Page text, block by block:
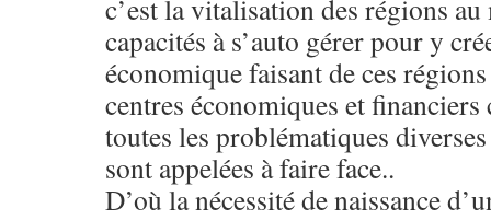
c’est la vitalisation des régions
capacités à s’auto gérer pour y
économique faisant de ces
centres économiques et financiers
toutes les problématiques
sont appelées à faire face..
D’où la nécessité de naissance